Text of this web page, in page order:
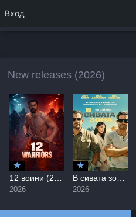
New releases (2026)
2026
В сивата зона / In the Grey (2026)
2026
Вход